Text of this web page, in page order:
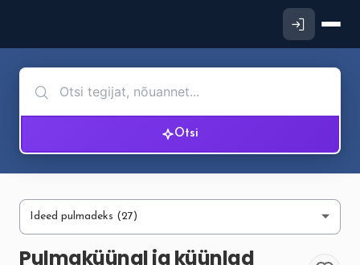
Otsi
Pulmaküünal ja küünlad